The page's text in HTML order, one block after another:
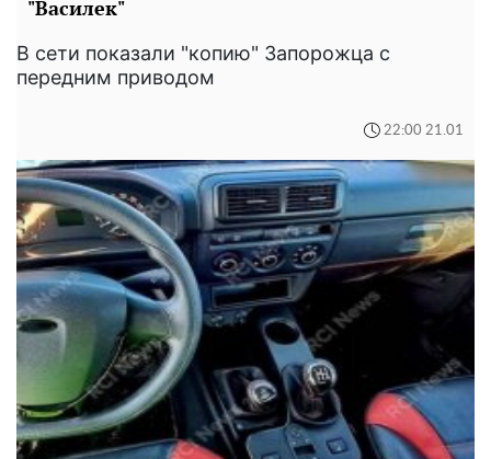
"Василек"
В сети показали "копию" Запорожца с
передним приводом
22:00 21.01